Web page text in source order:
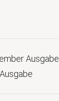
Ausgabe